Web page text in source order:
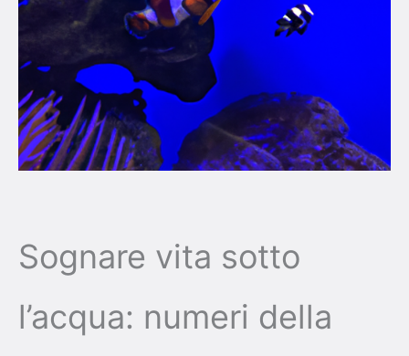
Sognare vita sotto
l’acqua: numeri della